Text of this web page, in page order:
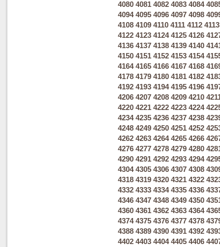
4080 4081 4082 4083 4084
4094 4095 4096 4097 4098
4108 4109 4110 4111 4112 4113
4122 4123 4124 4125 4126
4136 4137 4138 4139 4140
4150 4151 4152 4153 4154
4164 4165 4166 4167 4168
4178 4179 4180 4181 4182
4192 4193 4194 4195 4196
4206 4207 4208 4209 4210
4220 4221 4222 4223 4224
4234 4235 4236 4237 4238
4248 4249 4250 4251 4252
4262 4263 4264 4265 4266
4276 4277 4278 4279 4280
4290 4291 4292 4293 4294
4304 4305 4306 4307 4308
4318 4319 4320 4321 4322
4332 4333 4334 4335 4336
4346 4347 4348 4349 4350
4360 4361 4362 4363 4364
4374 4375 4376 4377 4378
4388 4389 4390 4391 4392
4402 4403 4404 4405 4406